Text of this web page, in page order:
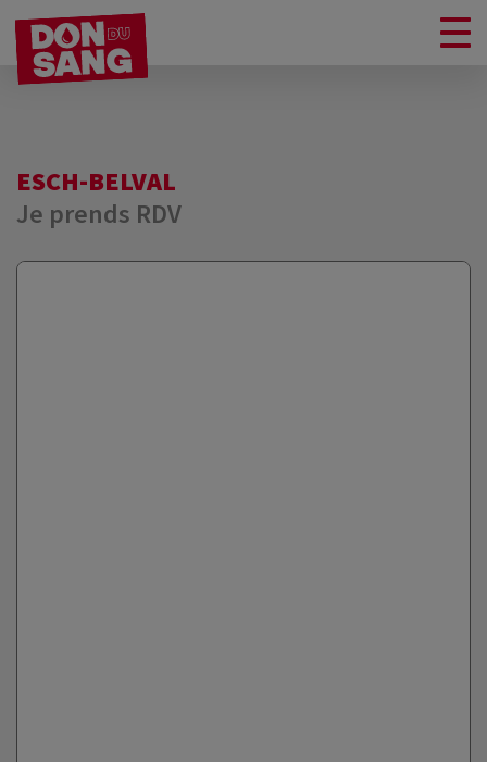
ESCH-BELVAL
Je prends RDV